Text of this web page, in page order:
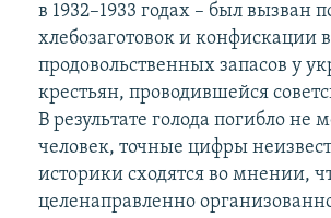
в 1932–1933 годах – был вызван
хлебозаготовок и конфискации
продовольственных запасов у
крестьян, проводившейся
В результате голода погибло не
человек, точные цифры
историки сходятся во мнении,
целенаправленно